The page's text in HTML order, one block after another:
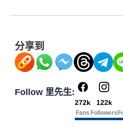
分享到
Follow 里先生:
272k
Fans
122k
Followers